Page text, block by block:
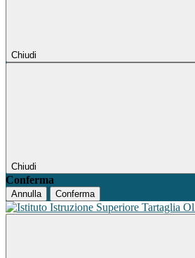
Chiudi
Chiudi
Conferma
Annulla Conferma